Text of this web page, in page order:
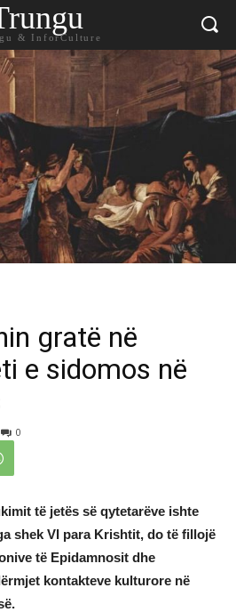
& InforCulture
gratë në
e sidomos në
0
të jetës së qytetarëve ishte
shek VI para Krishtit, do të fillojë
të Epidamnosit dhe
kontakteve kulturore në